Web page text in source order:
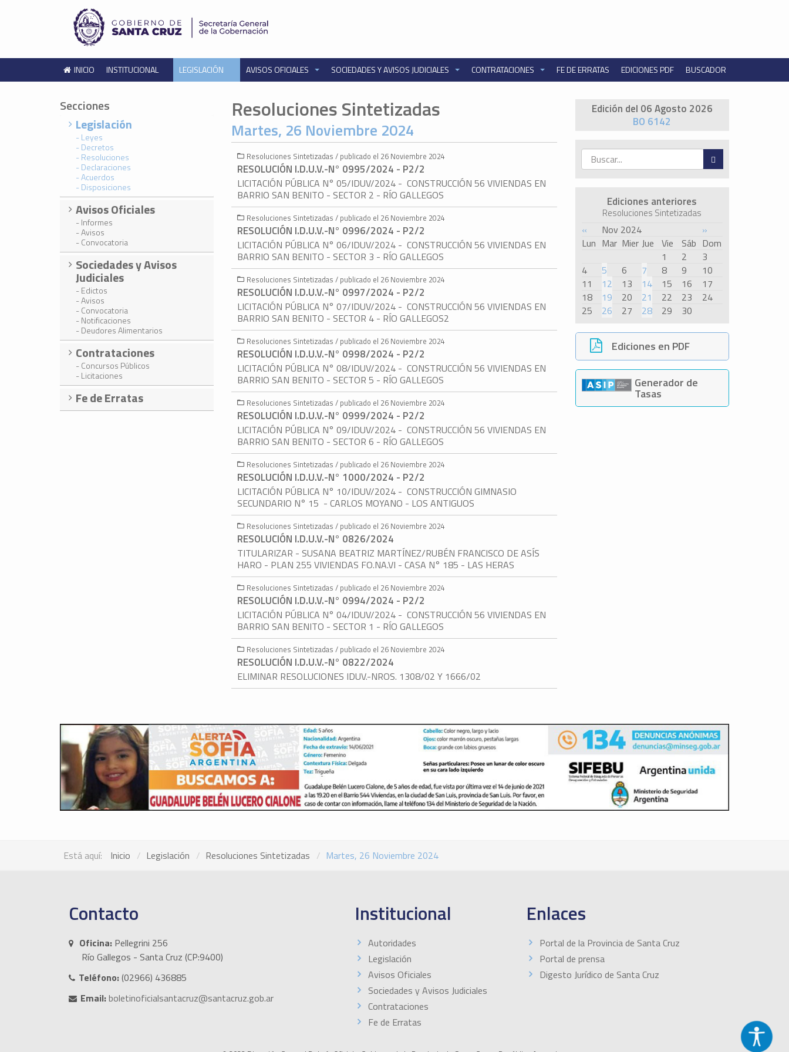
INICIO INSTITUCIONAL LEGISLACIÓN AVISOS OFICIALES SOCIEDADES Y AVISOS JUDICIALES CONTRATACIONES FE DE ERRATAS EDICIONES PDF BUSCADOR
Edición del 06 Agosto 2026
BO 6142
Ediciones anteriores
Resoluciones Sintetizadas
« Nov 2024
»
Lun Mar Mier Jue Vie Sáb Dom
1
2
3
4
5 6 7 8 9
10
11
12 13 14 15 16
17
18
19 20 21 22 23
24
25
26 27 28 29 30
Ediciones en PDF
Generador de
Tasas
Secciones
Legislación
- Leyes
- Decretos
- Resoluciones
- Declaraciones
- Acuerdos
- Disposiciones
Avisos Oficiales
- Informes
- Avisos
- Convocatoria
Sociedades y Avisos
Judiciales
- Edictos
- Avisos
- Convocatoria
- Notificaciones
- Deudores Alimentarios
Contrataciones
- Concursos Públicos
- Licitaciones
Fe de Erratas
Resoluciones Sintetizadas
Martes, 26 Noviembre 2024
Resoluciones Sintetizadas / publicado el 26 Noviembre 2024
RESOLUCIÓN I.D.U.V.-N° 0995/2024 - P2/2
LICITACIÓN PÚBLICA N° 05/IDUV/2024 - CONSTRUCCIÓN 56 VIVIENDAS EN
BARRIO SAN BENITO - SECTOR 2 - RÍO GALLEGOS
Resoluciones Sintetizadas / publicado el 26 Noviembre 2024
RESOLUCIÓN I.D.U.V.-N° 0996/2024 - P2/2
LICITACIÓN PÚBLICA N° 06/IDUV/2024 - CONSTRUCCIÓN 56 VIVIENDAS EN
BARRIO SAN BENITO - SECTOR 3 - RÍO GALLEGOS
Resoluciones Sintetizadas / publicado el 26 Noviembre 2024
RESOLUCIÓN I.D.U.V.-N° 0997/2024 - P2/2
LICITACIÓN PÚBLICA N° 07/IDUV/2024 - CONSTRUCCIÓN 56 VIVIENDAS EN
BARRIO SAN BENITO - SECTOR 4 - RÍO GALLEGOS2
Resoluciones Sintetizadas / publicado el 26 Noviembre 2024
RESOLUCIÓN I.D.U.V.-N° 0998/2024 - P2/2
LICITACIÓN PÚBLICA N° 08/IDUV/2024 - CONSTRUCCIÓN 56 VIVIENDAS EN
BARRIO SAN BENITO - SECTOR 5 - RÍO GALLEGOS
Resoluciones Sintetizadas / publicado el 26 Noviembre 2024
RESOLUCIÓN I.D.U.V.-N° 0999/2024 - P2/2
LICITACIÓN PÚBLICA N° 09/IDUV/2024 - CONSTRUCCIÓN 56 VIVIENDAS EN
BARRIO SAN BENITO - SECTOR 6 - RÍO GALLEGOS
Resoluciones Sintetizadas / publicado el 26 Noviembre 2024
RESOLUCIÓN I.D.U.V.-N° 1000/2024 - P2/2
LICITACIÓN PÚBLICA N° 10/IDUV/2024 - CONSTRUCCIÓN GIMNASIO
SECUNDARIO N° 15 - CARLOS MOYANO - LOS ANTIGUOS
Resoluciones Sintetizadas / publicado el 26 Noviembre 2024
RESOLUCIÓN I.D.U.V.-N° 0826/2024
TITULARIZAR - SUSANA BEATRIZ MARTÍNEZ/RUBÉN FRANCISCO DE ASÍS
HARO - PLAN 255 VIVIENDAS FO.NA.VI - CASA N° 185 - LAS HERAS
Resoluciones Sintetizadas / publicado el 26 Noviembre 2024
RESOLUCIÓN I.D.U.V.-N° 0994/2024 - P2/2
LICITACIÓN PÚBLICA N° 04/IDUV/2024 - CONSTRUCCIÓN 56 VIVIENDAS EN
BARRIO SAN BENITO - SECTOR 1 - RÍO GALLEGOS
Resoluciones Sintetizadas / publicado el 26 Noviembre 2024
RESOLUCIÓN I.D.U.V.-N° 0822/2024
ELIMINAR RESOLUCIONES IDUV.-NROS. 1308/02 Y 1666/02
Está aquí: Inicio Legislación Resoluciones Sintetizadas Martes, 26 Noviembre 2024
Contacto
Oficina: Pellegrini 256
Río Gallegos - Santa Cruz (CP:9400)
Teléfono:(02966) 436885
Email:boletinoficialsantacruz@santacruz.gob.ar
Institucional
Autoridades
Legislación
Avisos Oficiales
Sociedades y Avisos Judiciales
Contrataciones
Fe de Erratas
Enlaces
Portal de la Provincia de Santa Cruz
Portal de prensa
Digesto Jurídico de Santa Cruz